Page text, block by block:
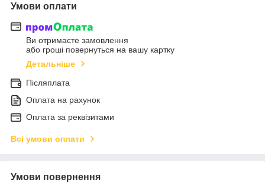
Умови оплати
Ви отримаєте замовлення
або гроші повернуться на вашу картку
Детальніше
Післяплата
Оплата на рахунок
Оплата за реквізитами
Всі умови оплати
Умови повернення